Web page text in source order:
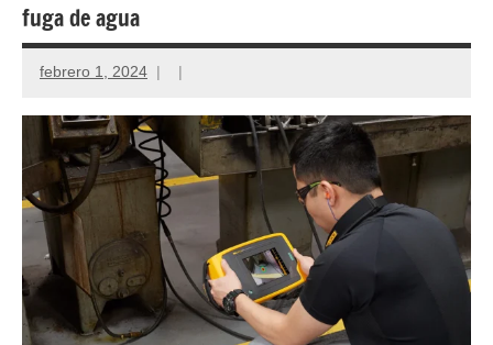
fuga de agua
febrero 1, 2024